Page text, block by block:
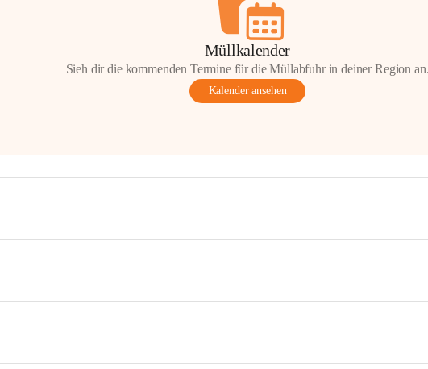
Müllkalender
Sieh dir die kommenden Termine für die Müllabfuhr in deiner Region
Kalender ansehen